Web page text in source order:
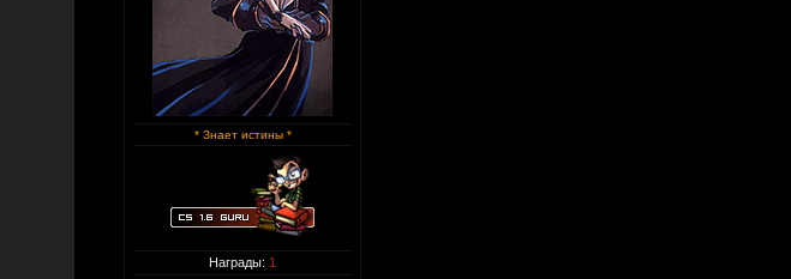
* Знает истины *
Награды: 1